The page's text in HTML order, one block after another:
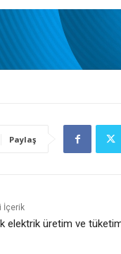
Paylaş
İçerik
elektrik üretim ve